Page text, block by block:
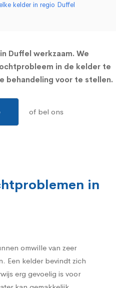
kelder in regio Duffel
Duffel werkzaam. We
in de kelder te
behandeling voor te stellen.
of bel ons
in
omwille van zeer
Een kelder bevindt zich
erg gevoelig is voor